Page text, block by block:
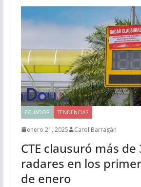
ECUADOR TENDENCIAS
enero 21, 2025 Carol Barragán
CTE clausuró más de
radares en los
de enero